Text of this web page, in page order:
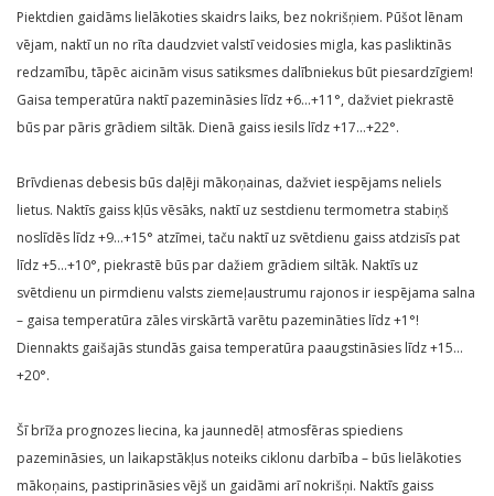
Piektdien gaidāms lielākoties skaidrs laiks, bez nokrišņiem. Pūšot lēnam
vējam, naktī un no rīta daudzviet valstī veidosies migla, kas pasliktinās
redzamību, tāpēc aicinām visus satiksmes dalībniekus būt piesardzīgiem!
Gaisa temperatūra naktī pazemināsies līdz +6…+11°, dažviet piekrastē
būs par pāris grādiem siltāk. Dienā gaiss iesils līdz +17…+22°.
Brīvdienas debesis būs daļēji mākoņainas, dažviet iespējams neliels
lietus. Naktīs gaiss kļūs vēsāks, naktī uz sestdienu termometra stabiņš
noslīdēs līdz +9…+15° atzīmei, taču naktī uz svētdienu gaiss atdzisīs pat
līdz +5…+10°, piekrastē būs par dažiem grādiem siltāk. Naktīs uz
svētdienu un pirmdienu valsts ziemeļaustrumu rajonos ir iespējama salna
– gaisa temperatūra zāles virskārtā varētu pazemināties līdz +1°!
Diennakts gaišajās stundās gaisa temperatūra paaugstināsies līdz +15…
+20°.
Šī brīža prognozes liecina, ka jaunnedēļ atmosfēras spiediens
pazemināsies, un laikapstākļus noteiks ciklonu darbība – būs lielākoties
mākoņains, pastiprināsies vējš un gaidāmi arī nokrišņi. Naktīs gaiss